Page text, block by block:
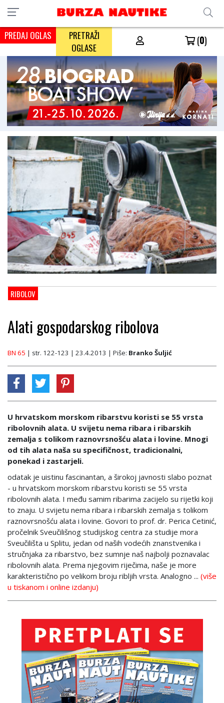
PREDAJ OGLAS
PRETRAŽI
OGLASE
(0)
RIBOLOV
Alati gospodarskog ribolova
BN 65 | str. 122-123 | 23.4.2013 | Piše: Branko Šuljić
U hrvatskom morskom ribarstvu koristi se 55 vrsta
ribolovnih alata. U svijetu nema ribara i ribarskih
zemalja s tolikom raznovrsnošću alata i lovine. Mnogi
od tih alata naša su specifičnost, tradicionalni,
ponekad i zastarjeli.
odatak je uistinu fascinantan, a širokoj javnosti slabo poznat
- u hrvatskom morskom ribarstvu koristi se 55 vrsta
ribolovnih alata. I među samim ribarima zacijelo su rijetki koji
to znaju. U svijetu nema ribara i ribarskih zemalja s tolikom
raznovrsnošću alata i lovine. Govori to prof. dr. Perica Cetinić,
pročelnik Sveučilišnog studijskog centra za studije mora
Sveučilišta u Splitu, jedan od naših vodećih znanstvenika i
stručnjaka za ribarstvo, bez sumnje naš najbolji poznavalac
ribolovnih alata. Prema njegovim riječima, naše je more
karakteristično po velikom broju ribljih vrsta. Analogno ... (više
u tiskanom i online izdanju)